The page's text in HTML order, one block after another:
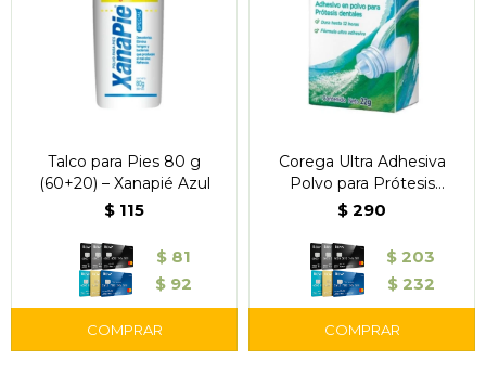
Talco para Pies 80 g
(60+20) – Xanapié Azul
$ 115
$ 81
$ 92
Corega Ultra Adhesiva
Polvo para Prótesis
Dentales 20gr
$ 290
$ 203
$ 232